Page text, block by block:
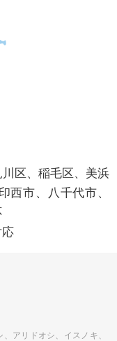
区、稲毛区、美浜
西市、八千代市、
アリドオシ、イスノキ、